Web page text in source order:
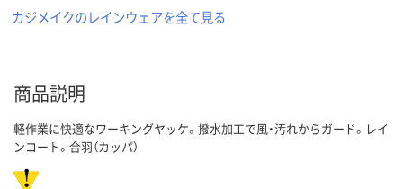
カジメイクのレインウェアを全て見る
商品説明
軽作業に快適なワーキングヤッケ。撥水加工で風・汚れからガード。レイ
ンコート。合羽（カッパ）